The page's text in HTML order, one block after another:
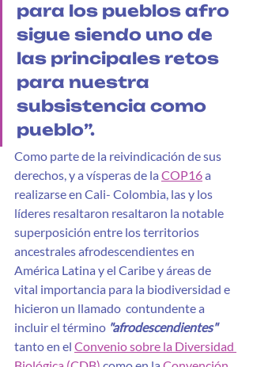
para los pueblos afro
sigue siendo uno de
las principales retos
para nuestra
subsistencia como
pueblo”.
Como parte de la reivindicación de sus
derechos, y a vísperas de la COP16 a
realizarse en Cali- Colombia, las y los
líderes resaltaron resaltaron la notable
superposición entre los territorios
ancestrales afrodescendientes en
América Latina y el Caribe y áreas de
vital importancia para la biodiversidad e
hicieron un llamado  contundente a
incluir el término "afrodescendientes"
tanto en el Convenio sobre la Diversidad